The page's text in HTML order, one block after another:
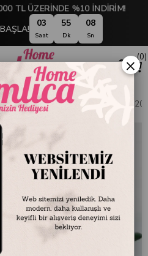
TL ÜZERİNDE %10 İNDİRİM!
03
Saat
55
Dk
07
Sn
0
Pişirme Grubu Emaye Tava
×